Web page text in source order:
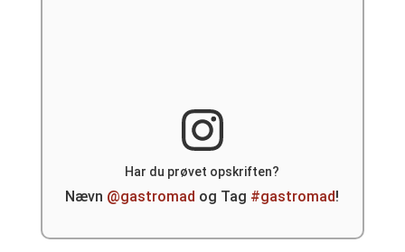
Har du prøvet opskriften?
Nævn @gastromad og Tag #gastromad!